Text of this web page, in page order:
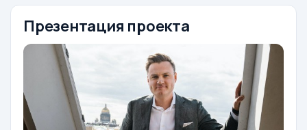
Презентация проекта